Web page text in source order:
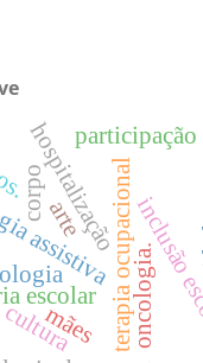
assistivaterapia ocupacional
participação
escolar
hospitalização
oncologia.
mães
cultura
arte
corpo